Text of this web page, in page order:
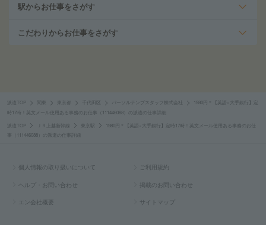
駅からお仕事をさがす
こだわりからお仕事をさがす
派遣TOP 東京都 千代田区 パーソルテンプスタッフ株式会社
1980円＊【英語×大手銀行】定
時17時！英文メール使用ある事務のお仕事（111446088）の派遣の仕事詳細
派遣TOP ＪＲ上越新幹線 東京駅
1980円＊【英語×大手銀行】定時17時！英文メール使用ある事務のお仕
事（111446088）の派遣の仕事詳細
個人情報の取り扱いについて ご利用規約
ヘルプ・お問い合わせ 掲載のお問い合わせ
エン会社概要 サイトマップ